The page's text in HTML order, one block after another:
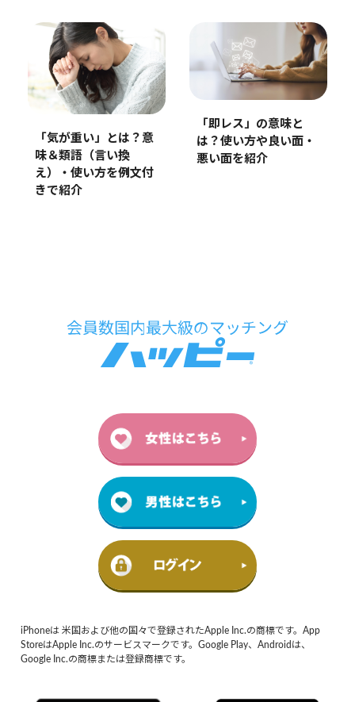
「気が重い」とは？意
味＆類語（言い換
え）・使い方を例文付
きで紹介
「即レス」の意味と
は？使い方や良い面・
悪い面を紹介
iPhoneは 米国および他の国々で登録されたApple Inc.の商標です。App
StoreはApple Inc.のサービスマークです。Google Play、Androidは、
Google Inc.の商標または登録商標です。